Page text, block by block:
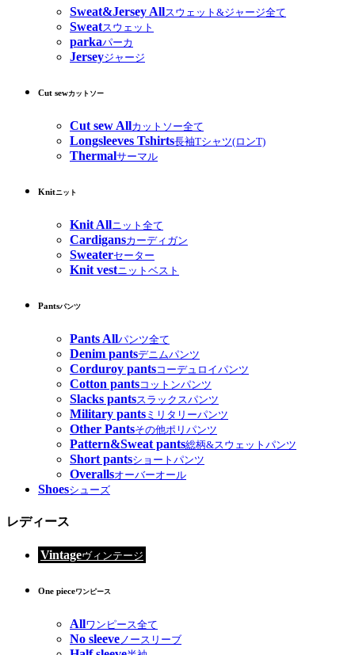
Sweat&Jersey Allスウェット&ジャージ全て
Sweatスウェット
parkaパーカ
Jerseyジャージ
Cut sewカットソー
Cut sew Allカットソー全て
Longsleeves Tshirts長袖Tシャツ(ロンT)
Thermalサーマル
Knitニット
Knit Allニット全て
Cardigansカーディガン
Sweaterセーター
Knit vestニットベスト
Pantsパンツ
Pants Allパンツ全て
Denim pantsデニムパンツ
Corduroy pantsコーデュロイパンツ
Cotton pantsコットンパンツ
Slacks pantsスラックスパンツ
Military pants ミリタリーパンツ
Other Pantsその他ポリパンツ
Pattern&Sweat pants総柄&スウェットパンツ
Short pantsショートパンツ
Overallsオーバーオール
Shoesシューズ
レディース
Vintageヴィンテージ
One pieceワンピース
Allワンピース全て
No sleeve ノースリーブ